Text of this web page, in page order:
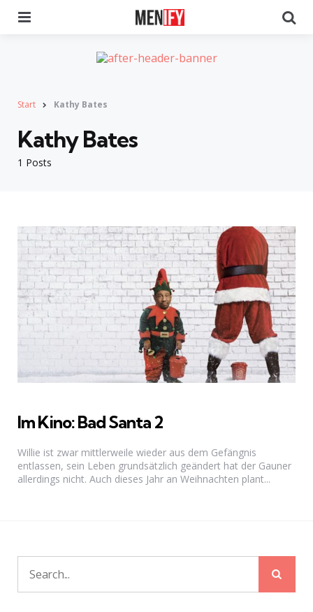
Start Kathy Bates
1 Posts
Kathy Bates
Im Kino: Bad Santa 2
Willie ist zwar mittlerweile wieder aus dem Gefängnis
entlassen, sein Leben grundsätzlich geändert hat der Gauner
allerdings nicht. Auch dieses Jahr an Weihnachten plant...
Search
for: